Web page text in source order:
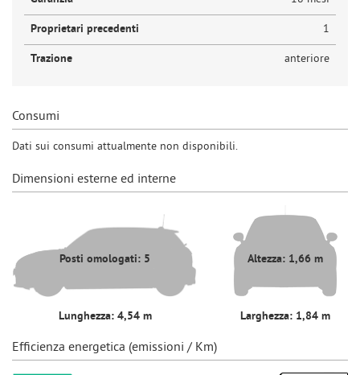
Proprietari precedenti 1
Trazione anteriore
Consumi
Dati sui consumi attualmente non disponibili.
Dimensioni esterne ed interne
Posti omologati: 5
Lunghezza: 4,54 m
Altezza: 1,66 m
Larghezza: 1,84 m
Efficienza energetica (emissioni / Km)